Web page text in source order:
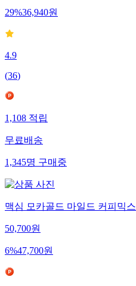
29%36,940원
4.9
(36)
1,108적립
무료배송
1,345명구매중
맥심 모카골드 마일드 커피믹
50,700원
6%47,700원